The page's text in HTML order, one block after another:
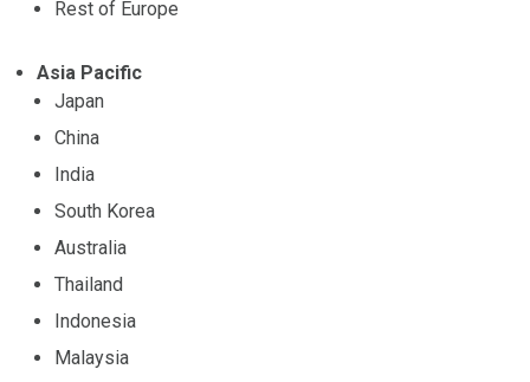
Rest of Europe
Asia Pacific
Japan
China
India
South Korea
Australia
Thailand
Indonesia
Malaysia